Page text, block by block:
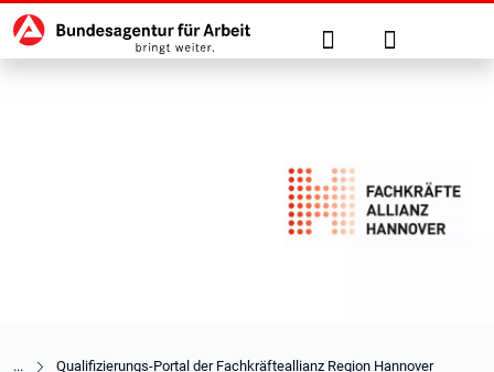
zu den Hauptinhalten springen
Hauptnavigation Suche Anmelden
Qualifizierungs-Portal der Fachkräfteallianz Region Hannover